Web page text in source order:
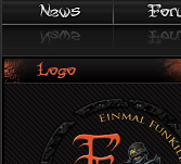
FIFA 20 |